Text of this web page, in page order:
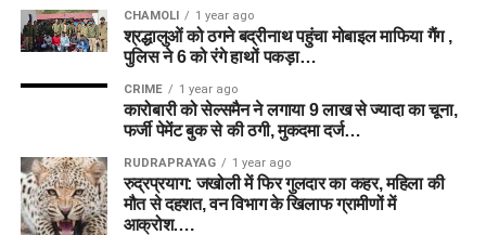
CHAMOLI 1 year ago
श्रद्धालुओं को ठगने बद्रीनाथ पहुंचा मोबाइल माफिया गैंग ,
पुलिस ने 6 को रंगे हाथों पकड़ा…
CRIME 1 year ago
कारोबारी को सेल्समैन ने लगाया 9 लाख से ज्यादा का चूना,
फर्जी पेमेंट बुक से की ठगी, मुकदमा दर्ज…
RUDRAPRAYAG 1 year ago
रुद्रप्रयाग: जखोली में फिर गुलदार का कहर, महिला की
मौत से दहशत, वन विभाग के खिलाफ ग्रामीणों में
आक्रोश….